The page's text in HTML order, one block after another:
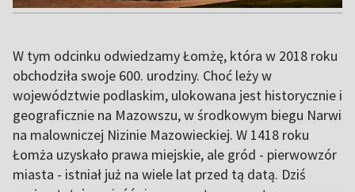
W tym odcinku odwiedzamy Łomżę, która w 2018 roku
obchodziła swoje 600. urodziny. Choć leży w
województwie podlaskim, ulokowana jest historycznie i
geograficznie na Mazowszu, w środkowym biegu Narwi
na malowniczej Nizinie Mazowieckiej. W 1418 roku
Łomża uzyskało prawa miejskie, ale gród - pierwowzór
miasta - istniał już na wiele lat przed tą datą. Dziś